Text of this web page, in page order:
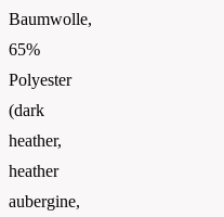
Baumwolle,
65%
Polyester
(dark
heather,
heather
aubergine,